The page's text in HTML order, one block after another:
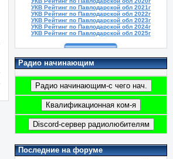
УКВ Рейтинг по Павлодарской обл 2021г
УКВ Рейтинг по Павлодарской обл 2022г
УКВ Рейтинг по Павлодарской обл 2023г
УКВ Рейтинг по Павлодарской обл 2024г
УКВ Рейтинг по Павлодарской обл 2025г
Радио начинающим
Последние на форуме